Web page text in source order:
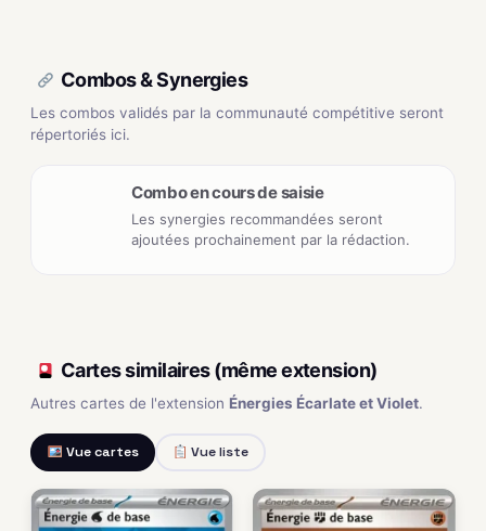
Combos & Synergies
Les combos validés par la communauté compétitive seront
répertoriés ici.
Combo en cours de saisie
Les synergies recommandées seront
ajoutées prochainement par la rédaction.
Cartes similaires (même extension)
Autres cartes de l'extension Énergies Écarlate et Violet.
Vue cartes Vue liste